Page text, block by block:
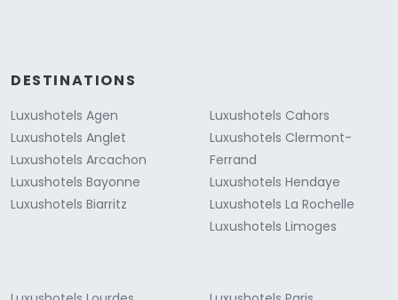
DESTINATIONS
Luxushotels Agen
Luxushotels Anglet
Luxushotels Arcachon
Luxushotels Bayonne
Luxushotels Biarritz
Luxushotels Cahors
Luxushotels Clermont-
Ferrand
Luxushotels Hendaye
Luxushotels La Rochelle
Luxushotels Limoges